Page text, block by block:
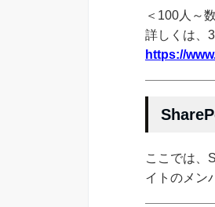
＜100人～
詳しくは、
https://
ここでは、
イトのメン